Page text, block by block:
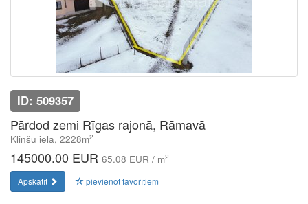
ID: 509357
Pārdod zemi Rīgas rajonā, Rāmavā
Klinšu iela, 2228m2
145000.00 EUR 65.08 EUR / m2
Apskatīt pievienot favorītiem